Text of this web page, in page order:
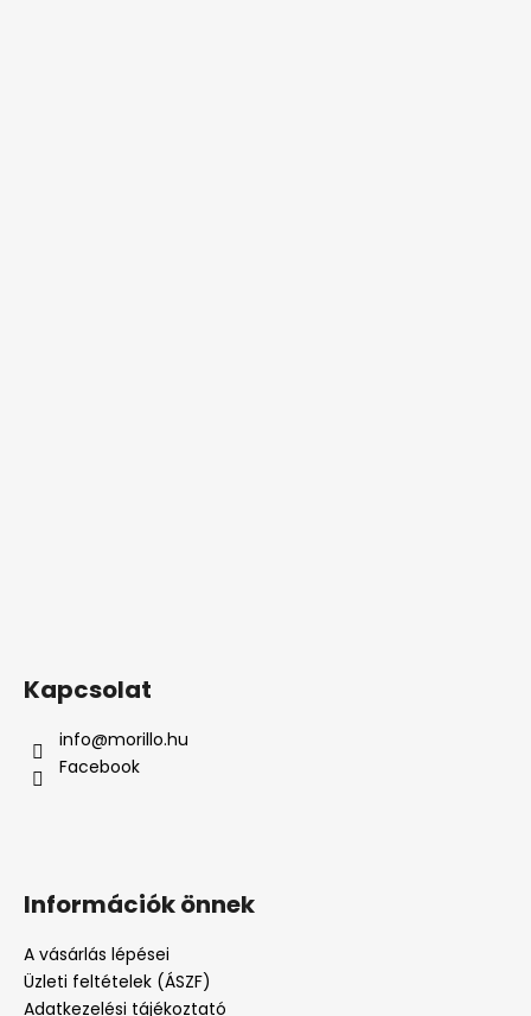
Kapcsolat
info@morillo.hu
Facebook
Információk önnek
A vásárlás lépései
Üzleti feltételek (ÁSZF)
Adatkezelési tájékoztató